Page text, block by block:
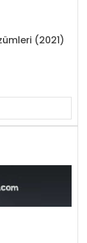
(2021)